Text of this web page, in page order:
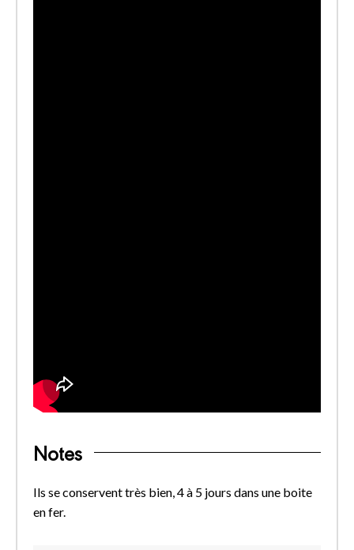
Notes
Ils se conservent très bien, 4 à 5 jours dans une boite
en fer.